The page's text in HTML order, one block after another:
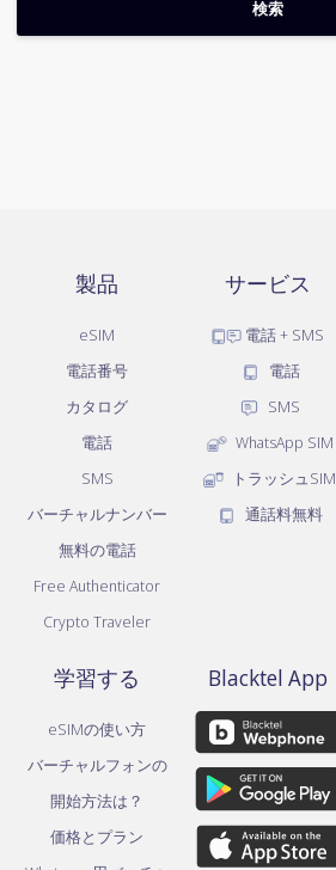
製品
eSIM
電話番号
カタログ
電話
SMS
バーチャルナンバー
無料の電話
Free Authenticator
Crypto Traveler
サービス
電話 + SMS
電話
SMS
WhatsApp SIM
トラッシュSIM
通話料無料
学習する
eSIMの使い方
バーチャルフォンの
開始方法は？
価格とプラン
Blacktel App